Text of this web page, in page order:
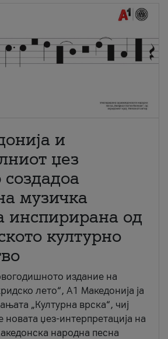
и
џез
создадоа
музичка
инспирирана од
културно
издание на
лето“, А1 Македонија ја
„Културна врска“, чиј
новата џез-интерпретација на
народна песна